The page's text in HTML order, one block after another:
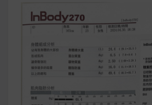
簡單料理
健身重訓菜單
運動健身飲食建議